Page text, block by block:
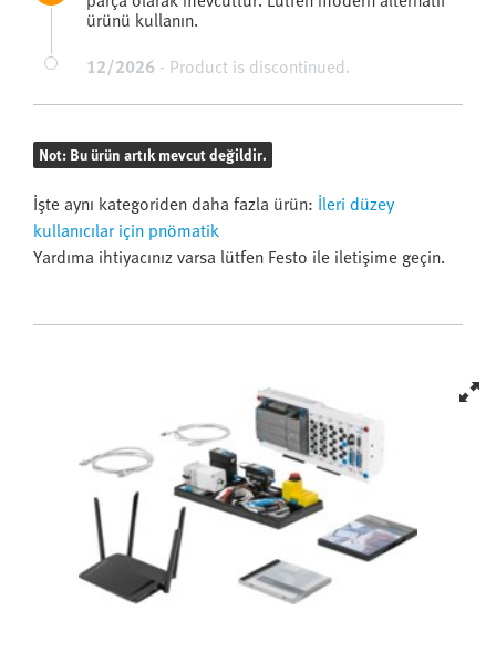
ürünü kullanın.
12/2026 - Product is discontinued.
Not: Bu ürün artık mevcut değildir.
İşte aynı kategoriden daha fazla ürün: İleri düzey
kullanıcılar için pnömatik
Yardıma ihtiyacınız varsa lütfen Festo ile iletişime geçin.